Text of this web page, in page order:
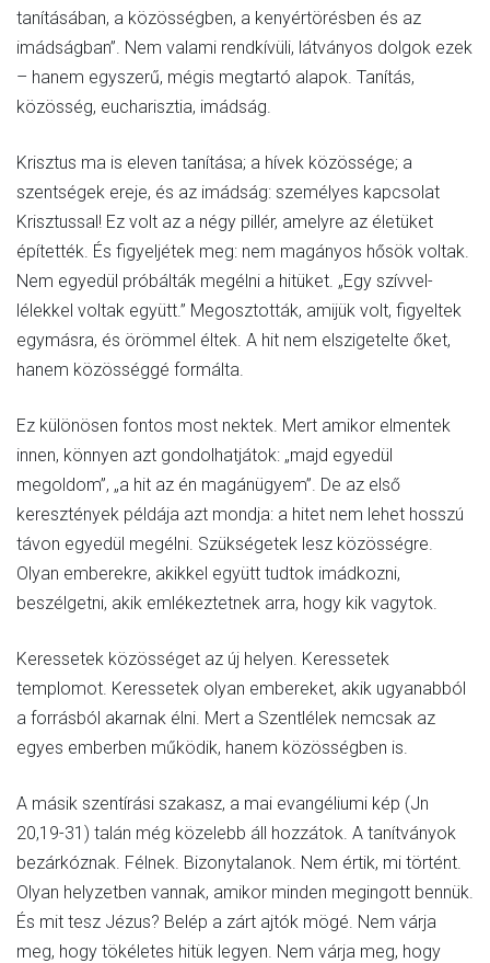
tanításában, a közösségben, a kenyértörésben és az
imádságban”. Nem valami rendkívüli, látványos dolgok ezek
– hanem egyszerű, mégis megtartó alapok. Tanítás,
közösség, eucharisztia, imádság.
Krisztus ma is eleven tanítása; a hívek közössége; a
szentségek ereje, és az imádság: személyes kapcsolat
Krisztussal! Ez volt az a négy pillér, amelyre az életüket
építették. És figyeljétek meg: nem magányos hősök voltak.
Nem egyedül próbálták megélni a hitüket. „Egy szívvel-
lélekkel voltak együtt.” Megosztották, amijük volt, figyeltek
egymásra, és örömmel éltek. A hit nem elszigetelte őket,
hanem közösséggé formálta.
Ez különösen fontos most nektek. Mert amikor elmentek
innen, könnyen azt gondolhatjátok: „majd egyedül
megoldom”, „a hit az én magánügyem”. De az első
keresztények példája azt mondja: a hitet nem lehet hosszú
távon egyedül megélni. Szükségetek lesz közösségre.
Olyan emberekre, akikkel együtt tudtok imádkozni,
beszélgetni, akik emlékeztetnek arra, hogy kik vagytok.
Keressetek közösséget az új helyen. Keressetek
templomot. Keressetek olyan embereket, akik ugyanabból
a forrásból akarnak élni. Mert a Szentlélek nemcsak az
egyes emberben működik, hanem közösségben is.
A másik szentírási szakasz, a mai evangéliumi kép (Jn
20,19-31) talán még közelebb áll hozzátok. A tanítványok
bezárkóznak. Félnek. Bizonytalanok. Nem értik, mi történt.
Olyan helyzetben vannak, amikor minden megingott bennük.
És mit tesz Jézus? Belép a zárt ajtók mögé. Nem várja
meg, hogy tökéletes hitük legyen. Nem várja meg, hogy